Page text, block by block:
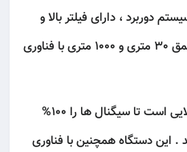
دوربرد ، دارای فیلتر بالا و
حساس برای شناسایی غارها در عمق 30 متری و 1000 متری با فناوری
این دستگاه مجهز به فیلترهای طلایی است تا سیگنال ها را 100%
. این دستگاه همچنین با فناوری